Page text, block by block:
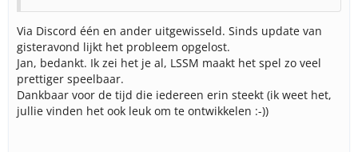
Via Discord één en ander uitgewisseld. Sinds update van
gisteravond lijkt het probleem opgelost.
Jan, bedankt. Ik zei het je al, LSSM maakt het spel zo veel
prettiger speelbaar.
Dankbaar voor de tijd die iedereen erin steekt (ik weet het,
jullie vinden het ook leuk om te ontwikkelen :-))